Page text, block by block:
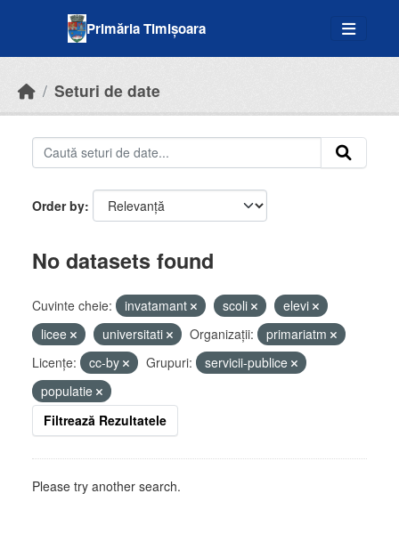
Primăria Timișoara
Seturi de date
Order by
No datasets found
Cuvinte cheie: invatamant scoli
elevi
licee
universitati Organizații:
primariatm
Licenţe:
cc-by Grupuri:
servicii-publice
populatie
Filtrează Rezultatele
Please try another search.